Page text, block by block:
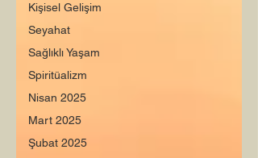
Kişisel Gelişim
Seyahat
Sağlıklı Yaşam
Spiritüalizm
Nisan 2025
Mart 2025
Şubat 2025